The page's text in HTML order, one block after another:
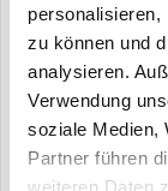
personalisieren,
zu können und
analysieren.
Verwendung
soziale Medien,
Partner führen
Letzte
Letzter
Letzte
Letztes Jahr